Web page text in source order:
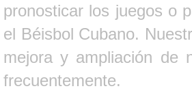
pronosticar los juegos o
el Béisbol Cubano.
mejora y ampliación de
frecuentemente.